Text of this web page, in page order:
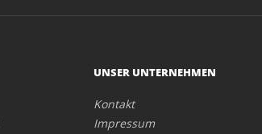
UNSER UNTERNEHMEN
Kontakt
Impressum